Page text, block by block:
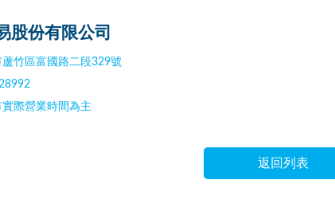
股份有限公司
蘆竹區富國路二段329號
際營業時間為主
返回列表